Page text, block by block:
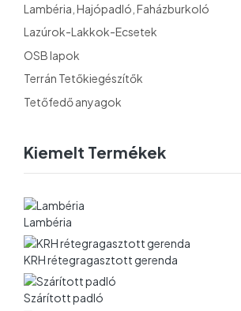
Lambéria, Hajópadló, Faházburkoló
Lazúrok-Lakkok-Ecsetek
OSB lapok
Terrán Tetőkiegészítők
Tetőfedő anyagok
Kiemelt Termékek
Lambéria
KRH rétegragasztott gerenda
Szárított padló